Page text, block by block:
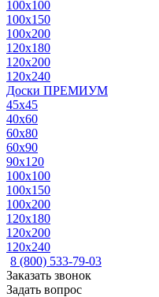
100x100
100x150
100x200
120x180
120x200
120x240
Доски ПРЕМИУМ
45x45
40x60
60x80
60x90
90x120
100x100
100x150
100x200
120x180
120x200
120x240
8 (800) 533-79-03
Заказать звонок
Задать вопрос